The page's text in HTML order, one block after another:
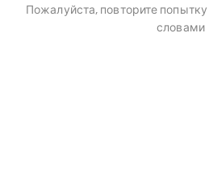
Пожалуйста, повторите
словами